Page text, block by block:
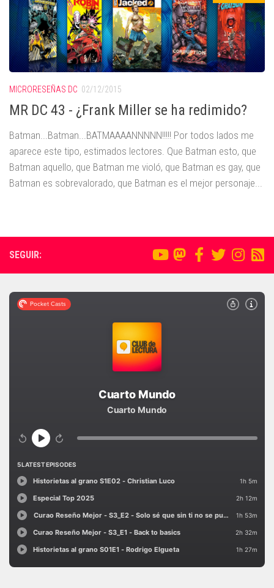
MICRORESEÑAS DC 02/12/2015
MR DC 43 - ¿Frank Miller se ha redimido?
Batman...Batman...BATMAAAANNNNN!!!!! Por todos lados me
aparece este tipo, estimados lectores. Que Batman esto, que
Batman aquello, que Batman me violó, que Batman es gay, que
Batman es sobrevalorado, que Batman es el mejor personaje...
SEGUIR: